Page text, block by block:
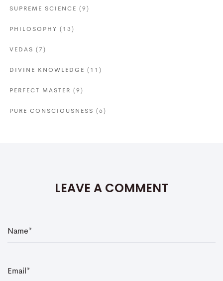
SUPREME SCIENCE (9)
PHILOSOPHY (13)
VEDAS (7)
DIVINE KNOWLEDGE (11)
PERFECT MASTER (9)
PURE CONSCIOUSNESS (6)
LEAVE A COMMENT
Name*
Emai *